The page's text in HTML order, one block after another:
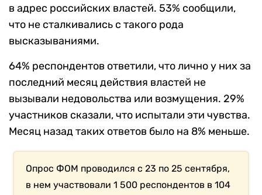
в адрес российских властей. 53% сообщили,
что не сталкивались с такого рода
высказываниями.
64% респондентов ответили, что лично у них за
последний месяц действия властей не
вызывали недовольства или возмущения. 29%
участников сказали, что испытали эти чувства.
Месяц назад таких ответов было на 8% меньше.
Опрос ФОМ проводился с 23 по 25 сентября,
в нем участвовали 1 500 респондентов в 104